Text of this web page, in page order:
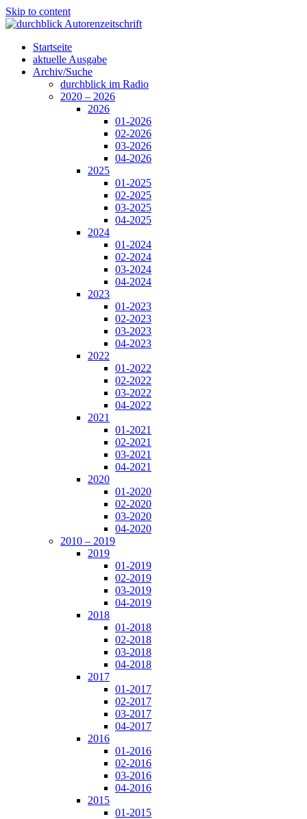
Skip to content
Startseite
aktuelle Ausgabe
Archiv/Suche
durchblick im Radio
2020 – 2026
2026
01-2026
02-2026
03-2026
04-2026
2025
01-2025
02-2025
03-2025
04-2025
2024
01-2024
02-2024
03-2024
04-2024
2023
01-2023
02-2023
03-2023
04-2023
2022
01-2022
02-2022
03-2022
04-2022
2021
01-2021
02-2021
03-2021
04-2021
2020
01-2020
02-2020
03-2020
04-2020
2010 – 2019
2019
01-2019
02-2019
03-2019
04-2019
2018
01-2018
02-2018
03-2018
04-2018
2017
01-2017
02-2017
03-2017
04-2017
2016
01-2016
02-2016
03-2016
04-2016
2015
01-2015